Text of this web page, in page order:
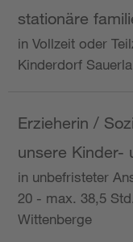
stationäre
in Vollzeit oder
Kinderdorf
Erzieherin /
unsere Kinder-
in unbefristeter
20 - max. 38,5
Wittenberge